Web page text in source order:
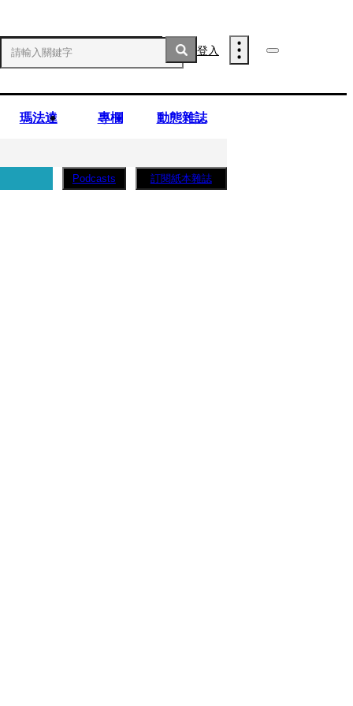
登入
瑪法達 專欄 動態雜誌
Podcasts 訂閱紙本雜誌